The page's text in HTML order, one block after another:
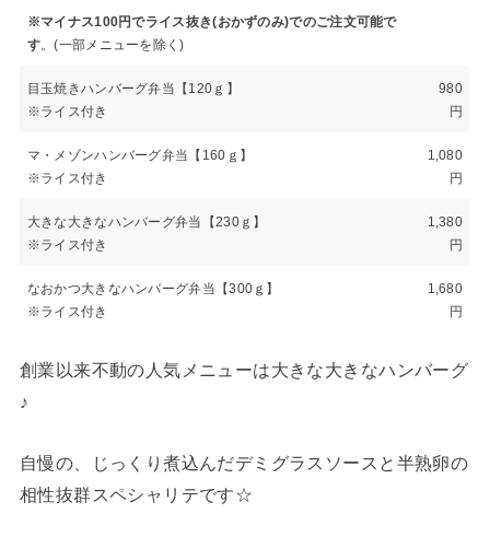
※マイナス100円でライス抜き(おかずのみ)でのご注文可能で
す。(一部メニューを除く)
目玉焼きハンバーグ弁当【120ｇ】
※ライス付き
980
円
マ・メゾンハンバーグ弁当【160ｇ】
※ライス付き
1,080
円
大きな大きなハンバーグ弁当【230ｇ】
※ライス付き
1,380
円
なおかつ大きなハンバーグ弁当【300ｇ】
※ライス付き
1,680
円
創業以来不動の人気メニューは大きな大きなハンバーグ
♪
自慢の、じっくり煮込んだデミグラスソースと半熟卵の
相性抜群スペシャリテです☆